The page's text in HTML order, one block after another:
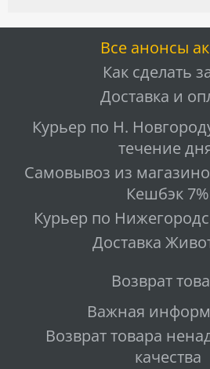
Все анонсы
Как сделать
Доставка и
Курьер по Н.
течение
Самовывоз из
Кешбэк 7%
Курьер по
Доставка
Возврат
Важная
Возврат товара
качества